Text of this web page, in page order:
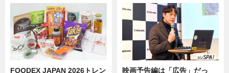
FOODEX JAPAN 2026トレン
映画予告編は「広告」だっ